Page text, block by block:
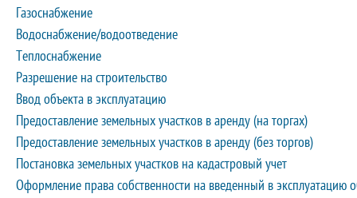
Газоснабжение
Водоснабжение/водоотведение
Теплоснабжение
Разрешение на строительство
Ввод объекта в эксплуатацию
Предоставление земельных участков в аренду (на торгах)
Предоставление земельных участков в аренду (без торгов)
Постановка земельных участков на кадастровый учет
Оформление права собственности на введенный в эксплуатацию